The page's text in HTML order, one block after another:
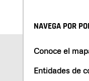
NAVEGA POR
Conoce el
Entidades de